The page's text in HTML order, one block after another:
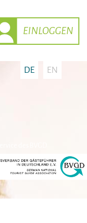
EINLOGGEN
DE EN